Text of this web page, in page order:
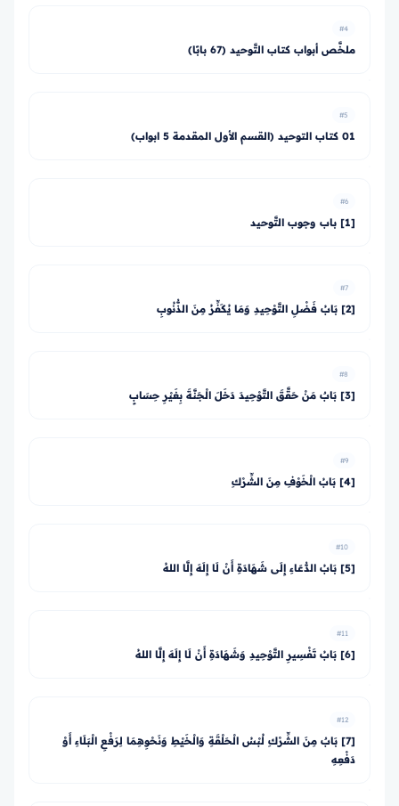
#4
ملخَّص أبواب كتاب التَّوحيد (67 بابًا)
#5
01 كتاب التوحيد (القسم الأول المقدمة 5 ابواب)
#6
[1] باب وجوب التَّوحيد
#7
[2] بَابُ فَضْلِ التَّوْحِيدِ وَمَا يُكَفِّرُ مِنَ الذُّنُوبِ
#8
[3] بَابٌ مَنْ حَقَّقَ التَّوْحِيدَ دَخَلَ الْجَنَّةَ بِغَيْرِ حِسَابٍ
#9
[4] بَابُ الْخَوْفِ مِنَ الشِّرْكِ
#10
[5] بَابُ الدُّعَاءِ إِلَى شَهَادَةِ أَنْ لَا إِلَهَ إِلَّا اللهُ
#11
[6] بَابُ تَفْسِيرِ التَّوْحِيدِ وَشَهَادَةِ أَنْ لَا إِلَهَ إِلَّا اللهُ
#12
[7] بَابٌ مِنَ الشِّرْكِ لُبْسُ الْحَلْقَةِ وَالْخَيْطِ وَنَحْوِهِمَا لِرَفْعِ الْبَلَاءِ أَوْ
دَفْعِهِ